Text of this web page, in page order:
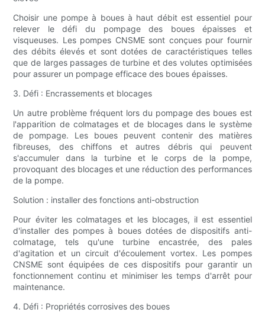
Choisir une pompe à boues à haut débit est essentiel pour
relever le défi du pompage des boues épaisses et
visqueuses. Les pompes CNSME sont conçues pour fournir
des débits élevés et sont dotées de caractéristiques telles
que de larges passages de turbine et des volutes optimisées
pour assurer un pompage efficace des boues épaisses.
3. Défi : Encrassements et blocages
Un autre problème fréquent lors du pompage des boues est
l'apparition de colmatages et de blocages dans le système
de pompage. Les boues peuvent contenir des matières
fibreuses, des chiffons et autres débris qui peuvent
s'accumuler dans la turbine et le corps de la pompe,
provoquant des blocages et une réduction des performances
de la pompe.
Solution : installer des fonctions anti-obstruction
Pour éviter les colmatages et les blocages, il est essentiel
d'installer des pompes à boues dotées de dispositifs anti-
colmatage, tels qu'une turbine encastrée, des pales
d'agitation et un circuit d'écoulement vortex. Les pompes
CNSME sont équipées de ces dispositifs pour garantir un
fonctionnement continu et minimiser les temps d'arrêt pour
maintenance.
4. Défi : Propriétés corrosives des boues